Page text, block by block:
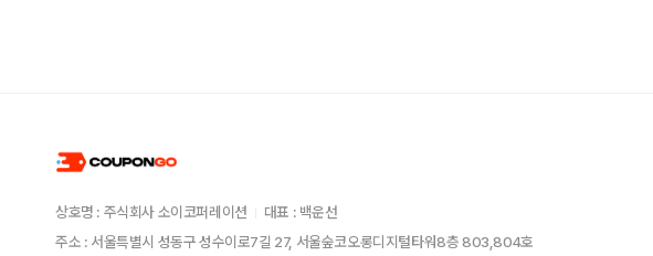
상호명 : 주식회사 소이코퍼레이션
대표 : 백운선
주소 : 서울특별시 성동구 성수이로7길 27, 서울숲코오롱디지털타워8층 803,804호